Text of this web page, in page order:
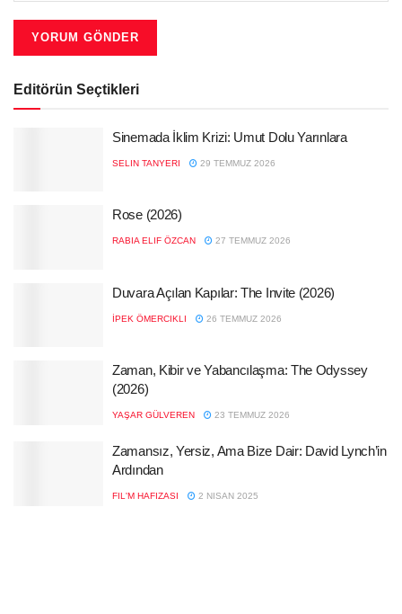
Editörün Seçtikleri
Sinemada İklim Krizi: Umut Dolu Yarınlara
SELIN TANYERI 29 TEMMUZ 2026
Rose (2026)
RABIA ELIF ÖZCAN 27 TEMMUZ 2026
Duvara Açılan Kapılar: The Invite (2026)
İPEK ÖMERCIKLI 26 TEMMUZ 2026
Zaman, Kibir ve Yabancılaşma: The Odyssey
(2026)
YAŞAR GÜLVEREN 23 TEMMUZ 2026
Zamansız, Yersiz, Ama Bize Dair: David Lynch’in
Ardından
FIL'M HAFIZASI 2 NISAN 2025